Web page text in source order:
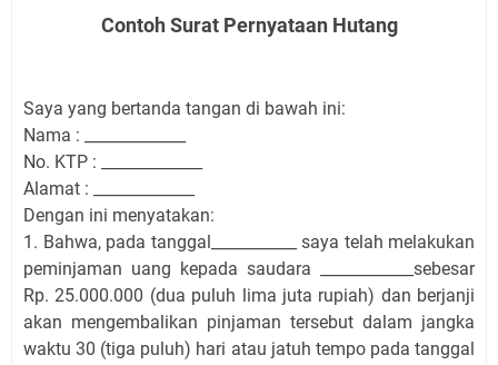
Contoh Surat Pernyataan Hutang
Saya yang bertanda tangan di bawah ini:
Nama : _____________
No. KTP : _____________
Alamat : _____________
Dengan ini menyatakan:
1. Bahwa, pada tanggal___________ saya telah melakukan
peminjaman uang kepada saudara ____________sebesar
Rp. 25.000.000 (dua puluh lima juta rupiah) dan berjanji
akan mengembalikan pinjaman tersebut dalam jangka
waktu 30 (tiga puluh) hari atau jatuh tempo pada tanggal